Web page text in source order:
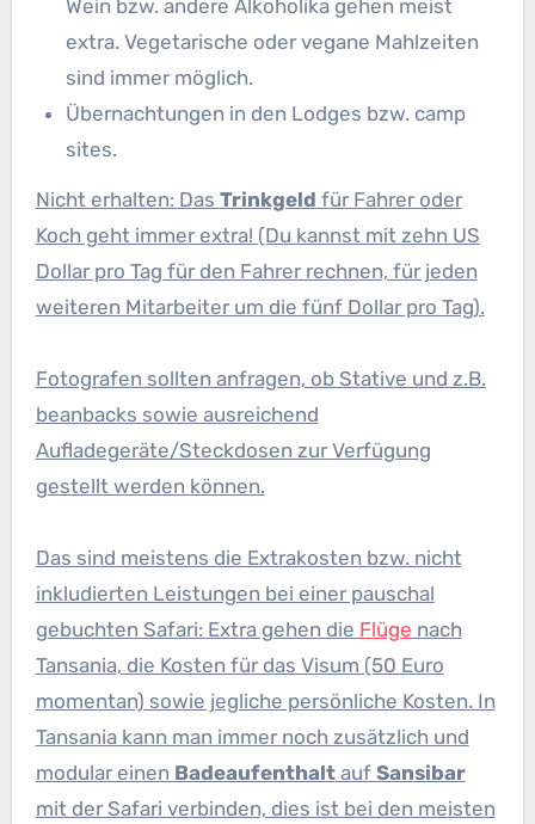
Wein bzw. andere Alkoholika gehen meist
extra. Vegetarische oder vegane Mahlzeiten
sind immer möglich.
Übernachtungen in den Lodges bzw. camp
sites.
Nicht erhalten: Das Trinkgeld für Fahrer oder
Koch geht immer extra! (Du kannst mit zehn US
Dollar pro Tag für den Fahrer rechnen, für jeden
weiteren Mitarbeiter um die fünf Dollar pro Tag).
Fotografen sollten anfragen, ob Stative und z.B.
beanbacks sowie ausreichend
Aufladegeräte/Steckdosen zur Verfügung
gestellt werden können.
Das sind meistens die Extrakosten bzw. nicht
inkludierten Leistungen bei einer pauschal
gebuchten Safari: Extra gehen die Flüge nach
Tansania, die Kosten für das Visum (50 Euro
momentan) sowie jegliche persönliche Kosten. In
Tansania kann man immer noch zusätzlich und
modular einen Badeaufenthaltauf Sansibar
mit der Safari verbinden, dies ist bei den meisten